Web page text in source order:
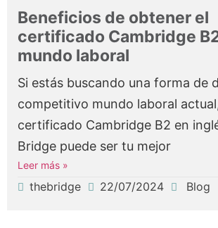
Beneficios de obtener el
certificado Cambridge
mundo laboral
Si estás buscando una forma de
competitivo mundo laboral
certificado Cambridge B2 en
Bridge puede ser tu mejor
Leer más »
thebridge 22/07/2024 Blog